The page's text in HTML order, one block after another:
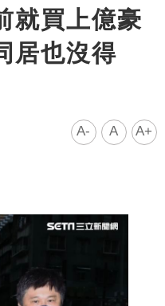
就買上億豪
居也沒得
A- A A+